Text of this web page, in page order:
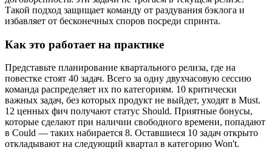
Такой подход защищает команду от раздувания бэклога и
избавляет от бесконечных споров посреди спринта.
Как это работает на практике
Представьте планирование квартального релиза, где на
повестке стоят 40 задач. Всего за одну двухчасовую сессию
команда распределяет их по категориям. 10 критически
важных задач, без которых продукт не выйдет, уходят в Must.
12 ценных фич получают статус Should. Приятные бонусы,
которые сделают при наличии свободного времени, попадают
в Could — таких набирается 8. Оставшиеся 10 задач открыто
откладывают на следующий квартал в категорию Won't.